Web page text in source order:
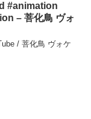
#animation
– 菩化鳥 ヴォ
/ 菩化鳥 ヴォケ